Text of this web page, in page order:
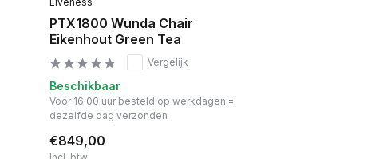
PTX1800 Wunda Chair
Eikenhout Green Tea
Vergelijk
Beschikbaar
Voor 16:00 uur besteld op werkdagen =
dezelfde dag verzonden
€849,00